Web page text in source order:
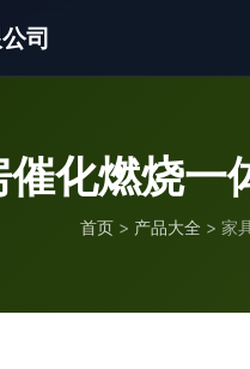
司
化燃烧一
首页 > 产品大全 > 家